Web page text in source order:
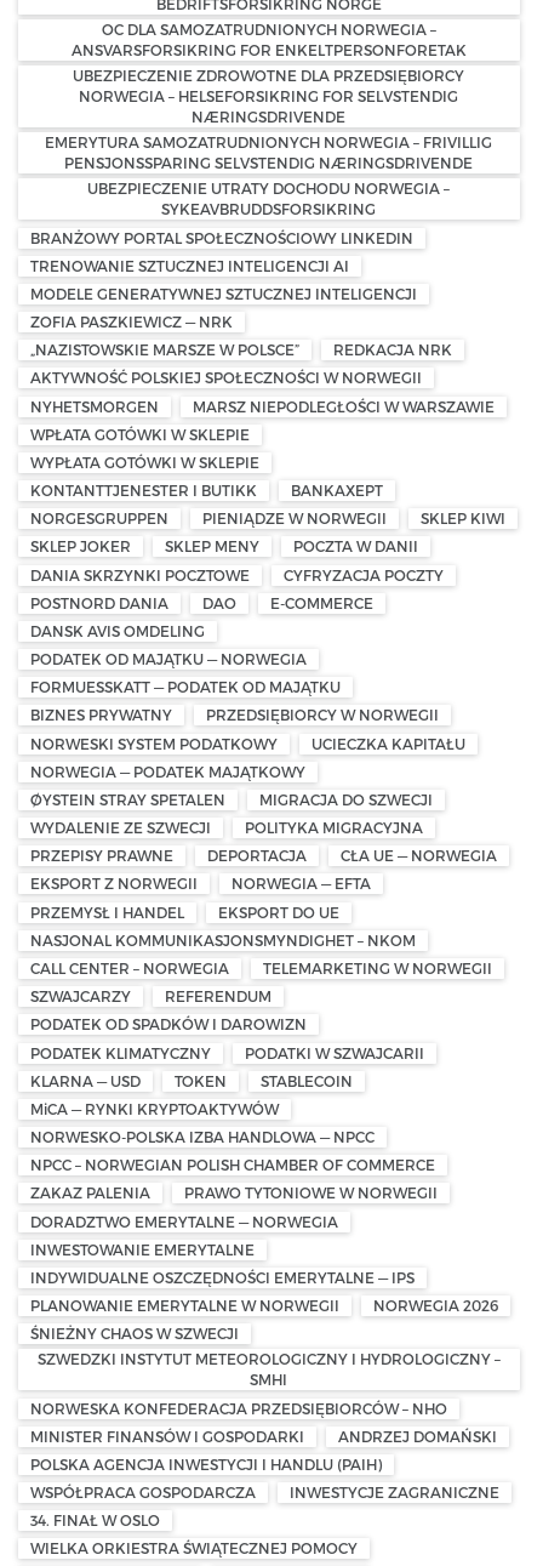
OC DLA SAMOZATRUDNIONYCH NORWEGIA –
ANSVARSFORSIKRING FOR ENKELTPERSONFORETAK
UBEZPIECZENIE ZDROWOTNE DLA PRZEDSIĘBIORCY
NORWEGIA – HELSEFORSIKRING FOR SELVSTENDIG
NÆRINGSDRIVENDE
EMERYTURA SAMOZATRUDNIONYCH NORWEGIA – FRIVILLIG
PENSJONSSPARING SELVSTENDIG NÆRINGSDRIVENDE
UBEZPIECZENIE UTRATY DOCHODU NORWEGIA –
SYKEAVBRUDDSFORSIKRING
BRANŻOWY PORTAL SPOŁECZNOŚCIOWY LINKEDIN
TRENOWANIE SZTUCZNEJ INTELIGENCJI AI
MODELE GENERATYWNEJ SZTUCZNEJ INTELIGENCJI
ZOFIA PASZKIEWICZ — NRK
„NAZISTOWSKIE MARSZE W POLSCE”
REDKACJA NRK
AKTYWNOŚĆ POLSKIEJ SPOŁECZNOŚCI W NORWEGII
NYHETSMORGEN
MARSZ NIEPODLEGŁOŚCI W WARSZAWIE
WPŁATA GOTÓWKI W SKLEPIE
WYPŁATA GOTÓWKI W SKLEPIE
KONTANTTJENESTER I BUTIKK
BANKAXEPT
NORGESGRUPPEN
PIENIĄDZE W NORWEGII
SKLEP KIWI
SKLEP JOKER
SKLEP MENY
POCZTA W DANII
DANIA SKRZYNKI POCZTOWE
CYFRYZACJA POCZTY
POSTNORD DANIA
DAO
E-COMMERCE
DANSK AVIS OMDELING
PODATEK OD MAJĄTKU — NORWEGIA
FORMUESSKATT — PODATEK OD MAJĄTKU
BIZNES PRYWATNY
PRZEDSIĘBIORCY W NORWEGII
NORWESKI SYSTEM PODATKOWY
UCIECZKA KAPITAŁU
NORWEGIA — PODATEK MAJĄTKOWY
ØYSTEIN STRAY SPETALEN
MIGRACJA DO SZWECJI
WYDALENIE ZE SZWECJI
POLITYKA MIGRACYJNA
PRZEPISY PRAWNE
DEPORTACJA
CŁA UE — NORWEGIA
EKSPORT Z NORWEGII
NORWEGIA — EFTA
PRZEMYSŁ I HANDEL
EKSPORT DO UE
NASJONAL KOMMUNIKASJONSMYNDIGHET – NKOM
CALL CENTER – NORWEGIA
TELEMARKETING W NORWEGII
SZWAJCARZY
REFERENDUM
PODATEK OD SPADKÓW I DAROWIZN
PODATEK KLIMATYCZNY
PODATKI W SZWAJCARII
KLARNA — USD
TOKEN
STABLECOIN
MiCA — RYNKI KRYPTOAKTYWÓW
NORWESKO-POLSKA IZBA HANDLOWA — NPCC
NPCC – NORWEGIAN POLISH CHAMBER OF COMMERCE
ZAKAZ PALENIA
PRAWO TYTONIOWE W NORWEGII
DORADZTWO EMERYTALNE — NORWEGIA
INWESTOWANIE EMERYTALNE
INDYWIDUALNE OSZCZĘDNOŚCI EMERYTALNE — IPS
PLANOWANIE EMERYTALNE W NORWEGII
NORWEGIA 2026
ŚNIEŻNY CHAOS W SZWECJI
SZWEDZKI INSTYTUT METEOROLOGICZNY I HYDROLOGICZNY –
SMHI
NORWESKA KONFEDERACJA PRZEDSIĘBIORCÓW – NHO
MINISTER FINANSÓW I GOSPODARKI
ANDRZEJ DOMAŃSKI
POLSKA AGENCJA INWESTYCJI I HANDLU (PAIH)
WSPÓŁPRACA GOSPODARCZA
INWESTYCJE ZAGRANICZNE
34. FINAŁ W OSLO
WIELKA ORKIESTRA ŚWIĄTECZNEJ POMOCY